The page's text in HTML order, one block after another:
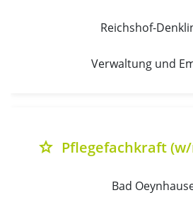
Reichshof-
Verwaltung und
grade Pflegefachkraft
Bad